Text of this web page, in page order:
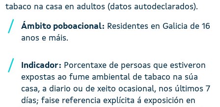
tabaco na casa en adultos (datos autodeclarados).
Ámbito poboacional: Residentes en Galicia de 16
anos e máis.
Indicador: Porcentaxe de persoas que estiveron
expostas ao fume ambiental de tabaco na súa
casa, a diario ou de xeito ocasional, nos últimos 7
días; faise referencia explícita á exposición en